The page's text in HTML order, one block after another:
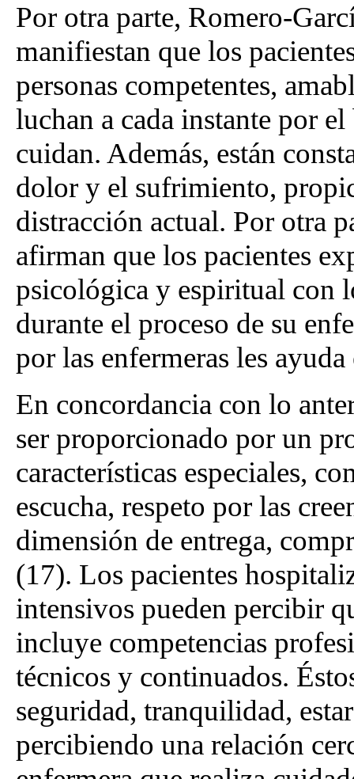
Por otra parte, Romero-
manifiestan que los
personas competentes,
luchan a cada instante por
cuidan. Además, están
dolor y el sufrimiento,
distracción actual. Por otra
afirman que los pacientes
psicológica y espiritual con
durante el proceso de su
por las enfermeras les
En concordancia con lo
ser proporcionado por un
características especiales,
escucha, respeto por las
dimensión de entrega,
(17). Los pacientes
intensivos pueden percibir
incluye competencias
técnicos y continuados.
seguridad, tranquilidad,
percibiendo una relación